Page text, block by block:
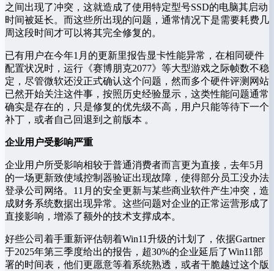
之间出现了冲突，这就造成了使用特定型号SSD的电脑其启动
时间被延长。而这些所出现的问题，通常情况下是需要耗费几
周这段时间才可以将其完全修复的。
已有用户在今年1月的更新里报告显卡性能异常，在相同硬件
配置状况时，运行《赛博朋克2077》等大型游戏之际帧数不稳
定，尽管微软还没正式确认这个问题，然而多个硬件评测网站
已然开始关注这件事，按照历史经验显示，这类性能问题通常
确实是存在的，只是修复的优先级不高，用户只能等待下一个
补丁，或者自己回退到之前版本 。
企业用户受影响严重
企业用户所受影响相较于普通消费者而言更为直接，去年5月
的一场更新致使域控制器验证出现故障，使得部分员工没办法
登录公司网络。11月的安全更新与某些商业软件产生冲突，造
成财务系统数据出现异常。这些问题对企业的正常运营形成了
直接影响，增添了额外的技术支撑成本。
好些公司着手重新评估朝着Win11升级的计划了，依据Gartner
于2025年第三季度给出的报告，超30%的企业延后了Win11部
署的时间表，他们更愿意等着系统熟透，或者干脆越过这个版